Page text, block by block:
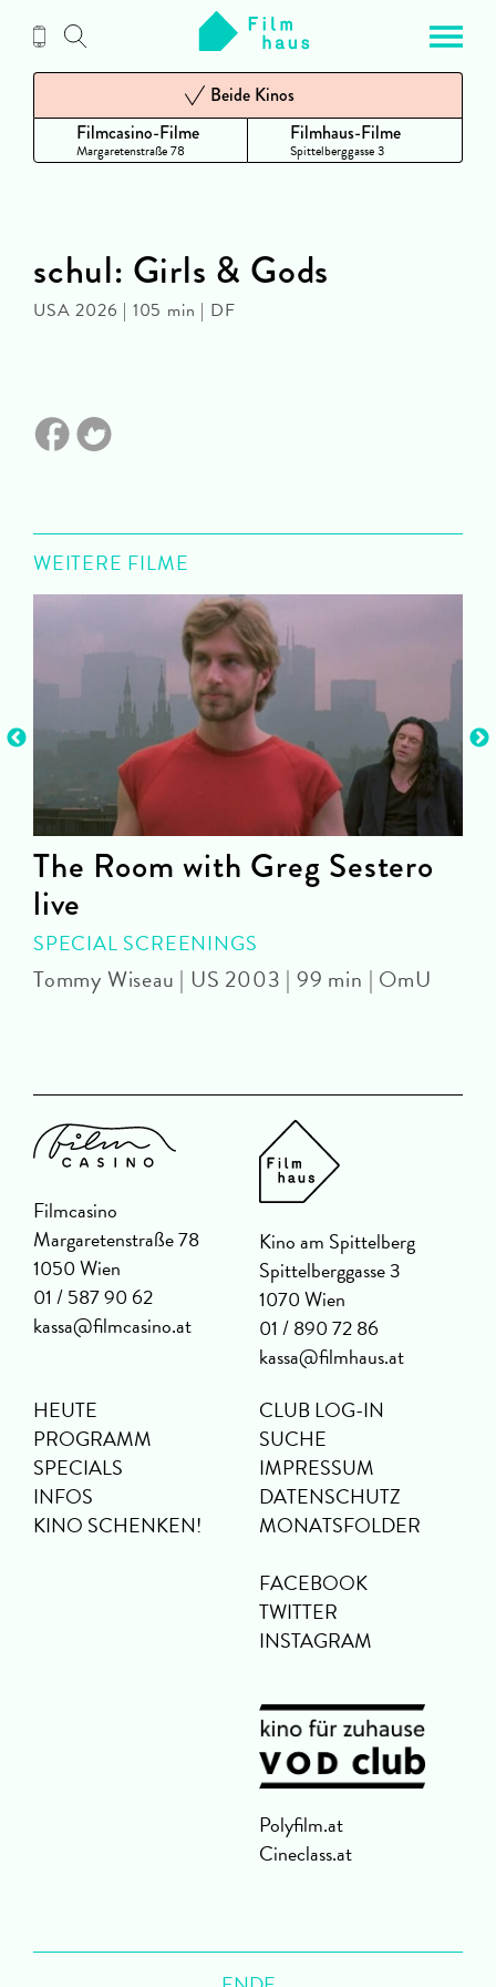
Inhalt
Filmcasino-Filme
Margaretenstraße 78
Beide Kinos
Filmhaus-Filme
Spittelberggasse 3
schul: Girls & Gods
USA 2026 | 105 min | DF
WEITERE FILME
The Room with Greg Sestero
live
SPECIAL SCREENINGS
Tommy Wiseau | US 2003 | 99 min | OmU
Filmcasino
Margaretenstraße 78
1050 Wien
01 / 587 90 62
kassa@filmcasino.at
Kino am Spittelberg
Spittelberggasse 3
1070 Wien
01 / 890 72 86
kassa@filmhaus.at
HEUTE
PROGRAMM
SPECIALS
INFOS
KINO SCHENKEN!
CLUB LOG-IN
SUCHE
IMPRESSUM
DATENSCHUTZ
MONATSFOLDER
FACEBOOK
TWITTER
INSTAGRAM
Polyfilm.at
Cineclass.at